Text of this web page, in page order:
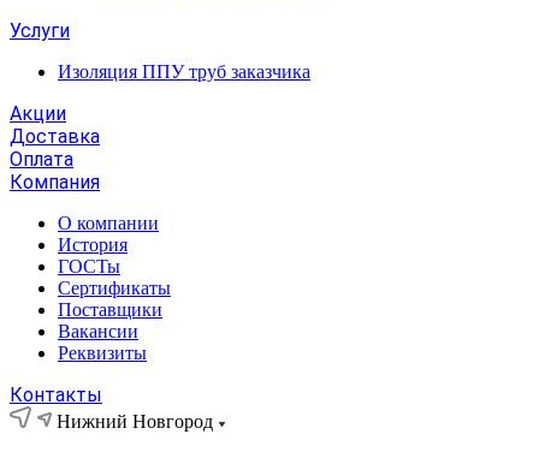
Услуги
Изоляция ППУ труб заказчика
Акции
Доставка
Оплата
Компания
О компании
История
ГОСТы
Сертификаты
Поставщики
Вакансии
Реквизиты
Контакты
Нижний Новгород